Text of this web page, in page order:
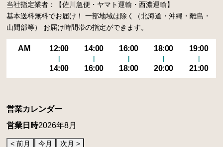
当社指定業者：【佐川急便・ヤマト運輸・西濃運輸】
基本送料無料でお届け！ 一部地域は除く（北海道・沖縄・離島・
山間部等） お届け時間帯の指定ができます。
AM 12:00
14:00
14:00
16:00
16:00
18:00
18:00
20:00
19:00
21:00
営業カレンダー
営業日時2026年8月